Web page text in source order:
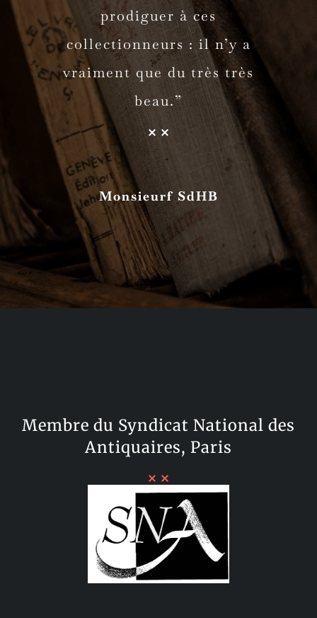
prodiguer à ces
collectionneurs : il n’y a
vraiment que du très très
beau.”
Monsieurf SdHB
de proposer des pièces uniques
qui enrichissent un
patrimoine.”
Monsieur R.C, Montréal, Québec,
Canada
pouvez faire confiance à Mr
Rigot et ses enfants.”
Monsieur et Madame J.L.T, Lyon 5°
Membre du Syndicat National des
Antiquaires, Paris